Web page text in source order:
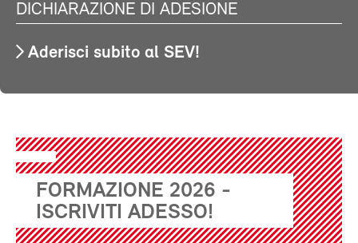
DICHIARAZIONE DI ADESIONE
Aderisci subito al SEV!
FORMAZIONE 2026 -
ISCRIVITI ADESSO!